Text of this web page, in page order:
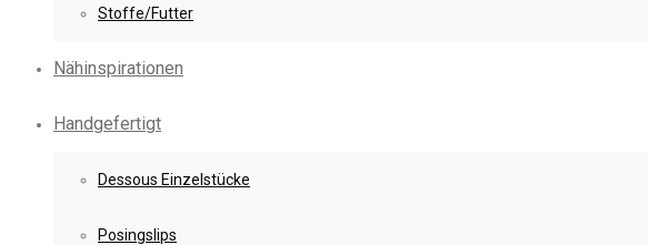
Stoffe/Futter
Nähinspirationen
Handgefertigt
Dessous Einzelstücke
Posingslips